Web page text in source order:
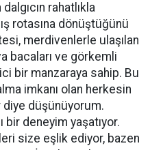
rahatlıkla
rotasına dönüştüğünü
merdivenlerle ulaşılan
bacaları ve görkemli
bir manzaraya sahip. Bu
imkanı olan herkesin
düşünüyorum.
bir deneyim yaşatıyor.
size eşlik ediyor, bazen